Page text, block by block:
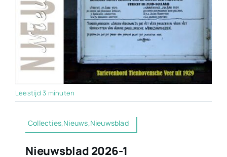
Leestijd 3 minuten
Collecties,Nieuws,Nieuwsblad
Nieuwsblad 2026-1